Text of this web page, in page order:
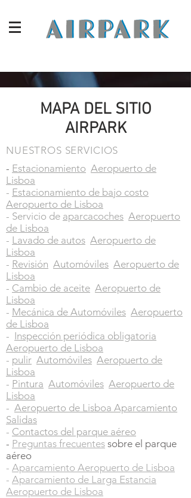
MAPA DEL SITIO
AIRPARK
NUESTROS SERVICIOS
- Estacionamiento Aeropuerto de
Lisboa
- Estacionamiento de bajo costo
Aeropuerto de Lisboa
- Servicio de aparcacoches Aeropuerto
de Lisboa
- Lavado de autos Aeropuerto de
Lisboa
- Revisión Automóviles Aeropuerto de
Lisboa
- Cambio de aceite Aeropuerto de
Lisboa
- Mecánica de Automóviles Aeropuerto
de Lisboa
- Inspección periódica obligatoria
Aeropuerto de Lisboa
- pulir Automóviles Aeropuerto de
Lisboa
- Pintura Automóviles Aeropuerto de
Lisboa
- Aeropuerto de Lisboa Aparcamiento
Salidas
- Contactos del parque aéreo
- Preguntas frecuentes sobre el parque
aéreo
- Aparcamiento Aeropuerto de Lisboa
- Aparcamiento de Larga Estancia
Aeropuerto de Lisboa